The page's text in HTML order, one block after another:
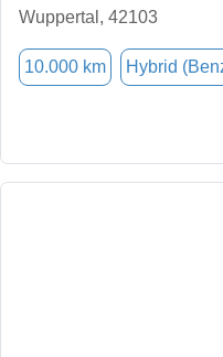
Wuppertal, 42103
10.000 km Hybrid